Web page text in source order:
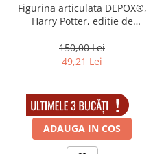
Figurina articulata DEPOX®,
Harry Potter, editie de
150,00 Lei
49,21 Lei
IN STOC
ADAUGA IN COS